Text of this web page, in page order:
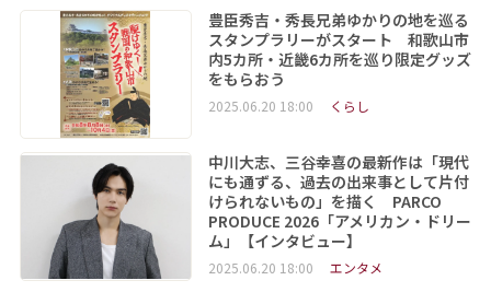
豊臣秀吉・秀長兄弟ゆかりの地を巡る
スタンプラリーがスタート 和歌山市
内5カ所・近畿6カ所を巡り限定グッズ
をもらおう
2025.06.20 18:00 くらし
中川大志、三谷幸喜の最新作は「現代
にも通ずる、過去の出来事として片付
けられないもの」を描く PARCO
PRODUCE 2026「アメリカン・ドリー
ム」【インタビュー】
2025.06.20 18:00 エンタメ